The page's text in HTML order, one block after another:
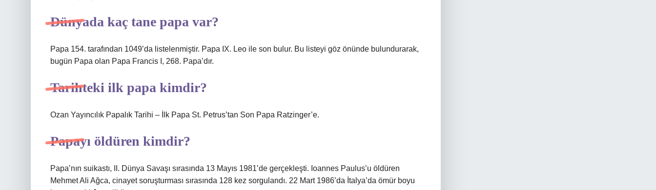
Dünyada kaç tane papa var?
Papa 154. tarafından 1049’da listelenmiştir. Papa IX. Leo ile son bulur. Bu listeyi göz önünde bulundurarak,
bugün Papa olan Papa Francis I, 268. Papa’dır.
Tarihteki ilk papa kimdir?
Ozan Yayıncılık Papalık Tarihi – İlk Papa St. Petrus’tan Son Papa Ratzinger’e.
Papayı öldüren kimdir?
Papa’nın suikastı, II. Dünya Savaşı sırasında 13 Mayıs 1981’de gerçekleşti. Ioannes Paulus’u öldüren
Mehmet Ali Ağca, cinayet soruşturması sırasında 128 kez sorgulandı. 22 Mart 1986’da İtalya’da ömür boyu